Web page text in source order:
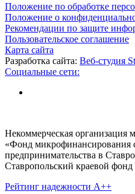
Положение по обработке
Положение о
Рекомендации по защите
Пользовательское соглашение
Карта сайта
Разработка сайта: Веб-студия
Социальные сети:
Некоммерческая организация
«Фонд микрофинансирования
предпринимательства в
Ставропольский краевой
Рейтинг надежности A++